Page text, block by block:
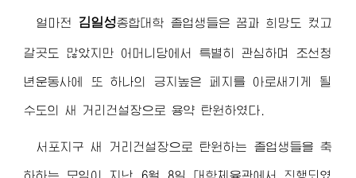
얼마전 김일성종합대학 졸업생들은 꿈과 희망도 컸고
갈곳도 많았지만 어머니당에서 특별히 관심하며 조선청
년운동사에 또 하나의 긍지높은 페지를 아로새기게 될
수도의 새 거리건설장으로 용약 탄원하였다.
서포지구 새 거리건설장으로 탄원하는 졸업생들을 축
하하는 모임이 지난 6월 8일 대학체육관에서 진행되였